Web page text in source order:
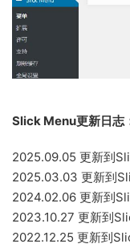
Slick Menu更新日志
2025.09.05 更新到
2025.03.03 更新到
2024.02.06 更新到
2023.10.27 更新到
2022.12.25 更新到